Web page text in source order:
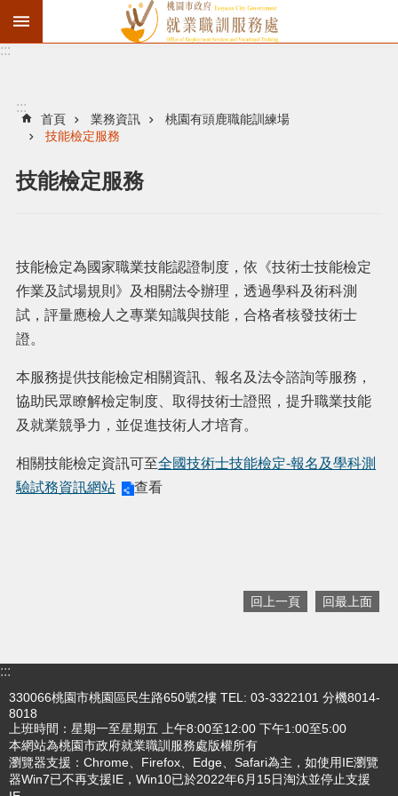
報
才
業
給
付
階
搜
尋息
公
資
便
民
服
務
:::
:::
首頁 業務資訊
桃園有頭鹿職能訓練場
技能檢定服務
技能檢定服務
技能檢定為國家職業技能認證制度，依《技術士技能檢定
作業及試場規則》及相關法令辦理，透過學科及術科測
試，評量應檢人之專業知識與技能，合格者核發技術士
證。
本服務提供技能檢定相關資訊、報名及法令諮詢等服務，
協助民眾瞭解檢定制度、取得技術士證照，提升職業技能
及就業競爭力，並促進技術人才培育。
相關技能檢定資訊可至全國技術士技能檢定-報名及學科測
驗試務資訊網站
查看
回上一頁 回最上面
:::
330066桃園市桃園區民生路650號2樓 TEL: 03-3322101 分機8014-
8018
上班時間：星期一至星期五 上午8:00至12:00 下午1:00至5:00
本網站為桃園市政府就業職訓服務處版權所有
瀏覽器支援：Chrome、Firefox、Edge、Safari為主，如使用IE瀏覽
器Win7已不再支援IE，Win10已於2022年6月15日淘汰並停止支援